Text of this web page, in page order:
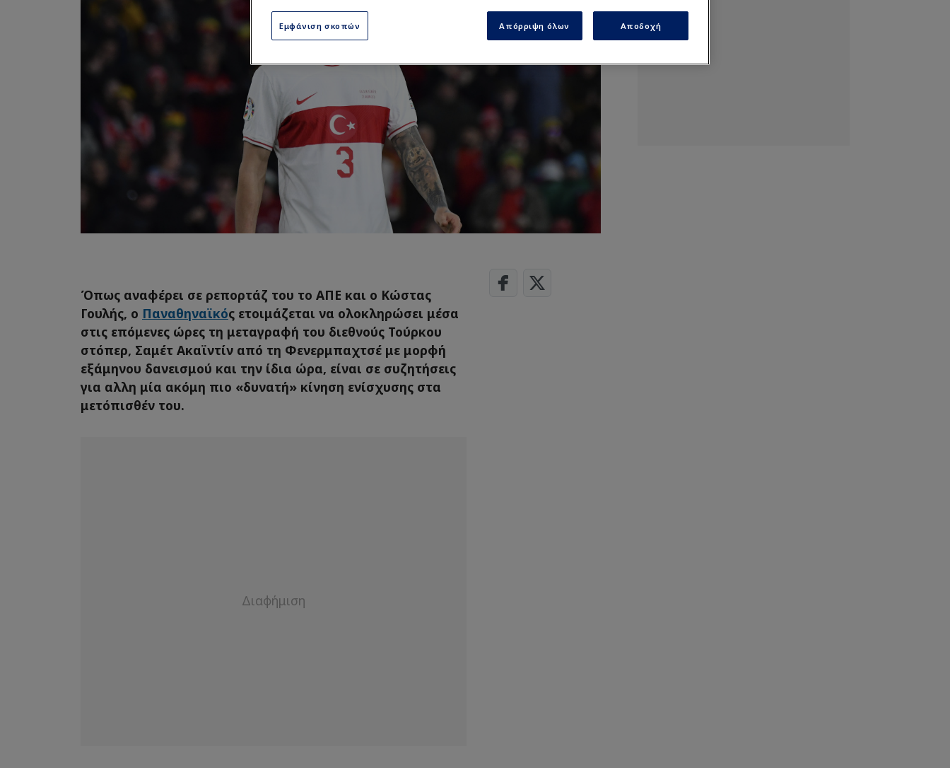
Όπως αναφέρει σε ρεπορτάζ του το ΑΠΕ και ο Κώστας
Γουλής, ο Παναθηναϊκός ετοιμάζεται να ολοκληρώσει μέσα
στις επόμενες ώρες τη μεταγραφή του διεθνούς Τούρκου
στόπερ, Σαμέτ Ακαϊντίν από τη Φενερμπαχτσέ με μορφή
εξάμηνου δανεισμού και την ίδια ώρα, είναι σε συζητήσεις
για αλλη μία ακόμη πιο «δυνατή» κίνηση ενίσχυσης στα
μετόπισθέν του.
Εμφάνιση σκοπών Απόρριψη όλων Αποδοχή